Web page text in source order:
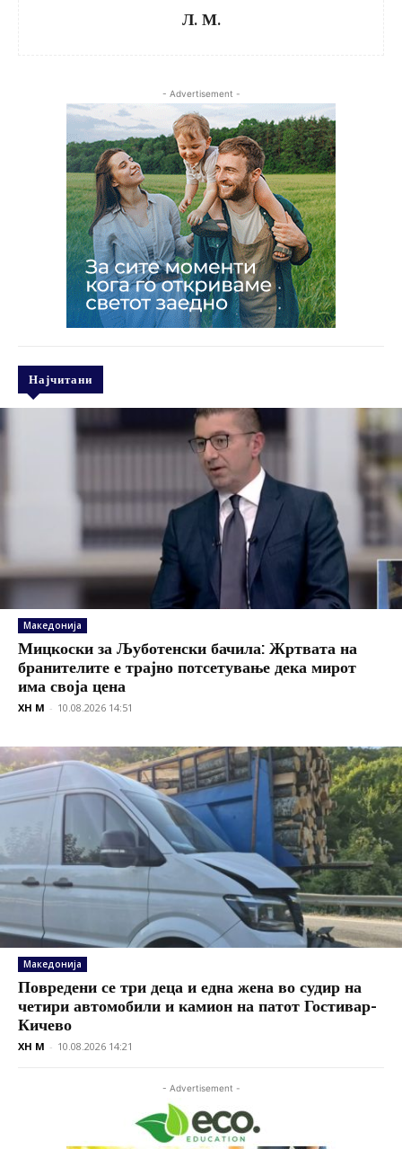
Л. М.
- Advertisement -
Најчитани
Македонија
Мицкоски за Љуботенски бачила: Жртвата на
бранителите е трајно потсетување дека мирот
има своја цена
XH M - 10.08.2026 14:51
Македонија
Повредени се три деца и една жена во судир на
четири автомобили и камион на патот Гостивар-
Кичево
XH M - 10.08.2026 14:21
- Advertisement -